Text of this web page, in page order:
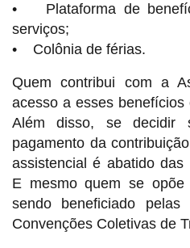
• Plataforma de
serviços;
• Colônia de férias.
Quem contribui com a
acesso a esses
Além disso, se decidir
pagamento da
assistencial é abatido das
E mesmo quem se opõe
sendo beneficiado pelas
Convenções Coletivas de